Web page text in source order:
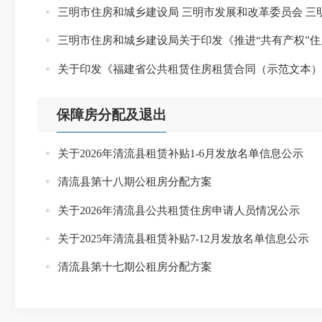
三明市住房和城乡建设局关于印发《推进“共有产权”
关于印发《福建省公共租赁住房租赁合同（示范文本
保障房分配及退出
关于2026年清流县租赁补贴1-6月发放名单信息公示
清流县第十八期公租房分配方案
关于2026年清流县公共租赁住房申请人员情况公示
关于2025年清流县租赁补贴7-12月发放名单信息公示
清流县第十七期公租房分配方案